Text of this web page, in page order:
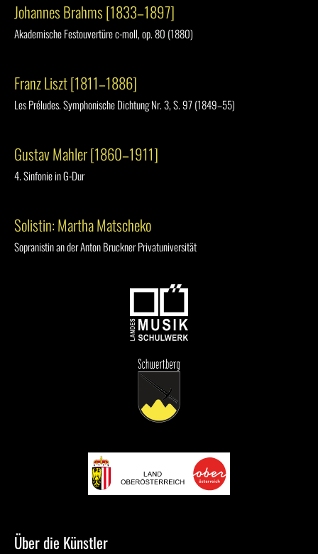
Johannes Brahms [1833–1897]
Akademische Festouvertüre c-moll, op. 80 (1880)
Franz Liszt [1811–1886]
Les Préludes. Symphonische Dichtung Nr. 3, S. 97 (1849–55)
Gustav Mahler [1860–1911]
4. Sinfonie in G-Dur
Solistin: Martha Matscheko
Sopranistin an der Anton Bruckner Privatuniversität
Über die Künstler